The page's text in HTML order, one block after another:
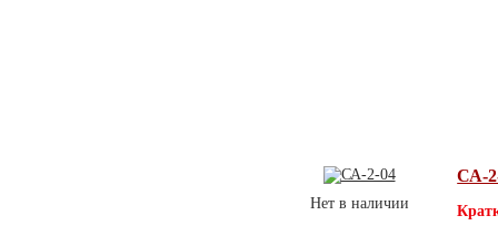
Нет в наличии
СА-